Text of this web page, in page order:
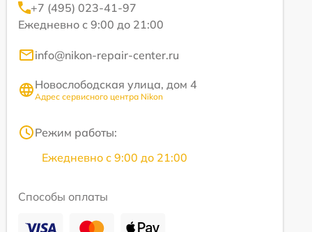
+7 (495) 023-41-97
Ежедневно с 9:00 до 21:00
info@nikon-repair-center.ru
Новослободская улица, дом 4
Адрес сервисного центра Nikon
Режим работы:
Ежедневно с 9:00 до 21:00
Способы оплаты